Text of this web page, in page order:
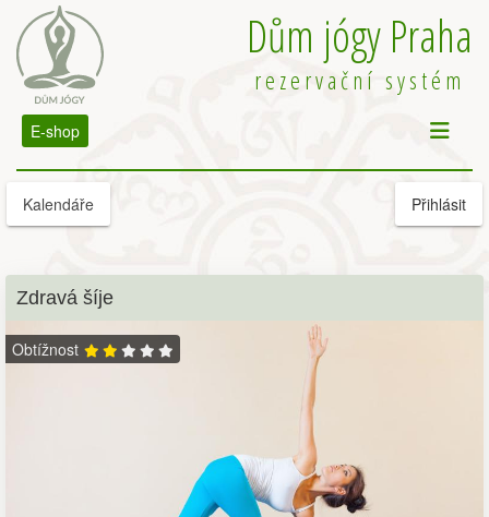
Dům jógy Praha
rezervační systém
E-shop
Kalendáře Přihlásit
Zdravá šíje
Obtížnost